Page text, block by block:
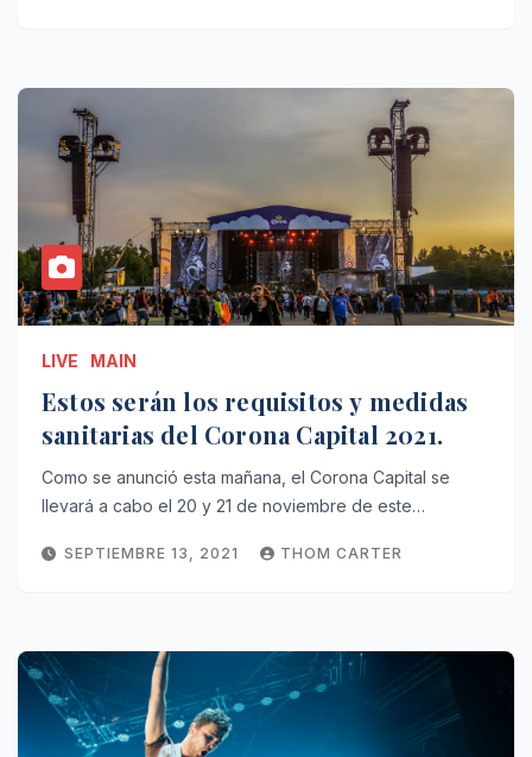
LIVE MAIN
Estos serán los requisitos y medidas
sanitarias del Corona Capital 2021.
Como se anunció esta mañana, el Corona Capital se
llevará a cabo el 20 y 21 de noviembre de este…
SEPTIEMBRE 13, 2021 THOM CARTER